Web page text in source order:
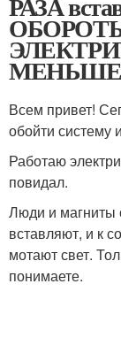
ОБОРОТЫ:
Всем привет!
обойти
Работаю
повидал.
Люди и магниты
вставляют, и к
мотают свет.
понимаете.